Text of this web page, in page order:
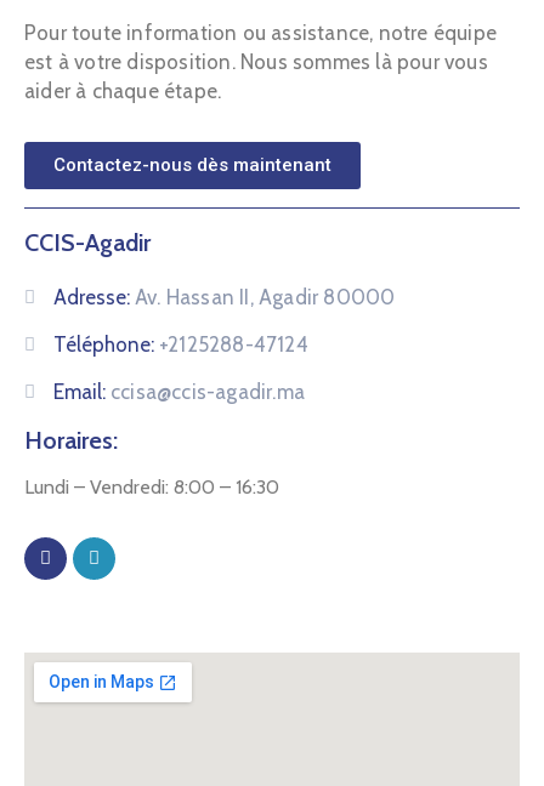
Pour toute information ou assistance, notre équipe
est à votre disposition. Nous sommes là pour vous
aider à chaque étape.
Contactez-nous dès maintenant
CCIS-Agadir
Adresse: Av. Hassan II, Agadir 80000
Téléphone: +2125288-47124
Email: ccisa@ccis-agadir.ma
Horaires:
Lundi – Vendredi: 8:00 – 16:30